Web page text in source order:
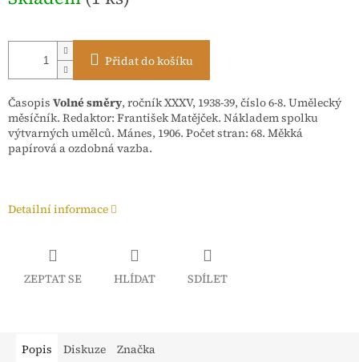
Přidat do košíku
Časopis Volné směry, ročník XXXV, 1938-39, číslo 6-8. Umělecký
měsíčník. Redaktor: František Matějček. Nákladem spolku
výtvarných umělců. Mánes, 1906. Počet stran: 68. Měkká
papírová a ozdobná vazba.
Detailní informace
ZEPTAT SE HLÍDAT SDÍLET
Popis Diskuze Značka